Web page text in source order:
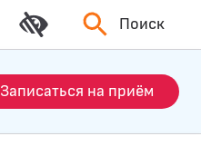
Поиск
Записаться на приём